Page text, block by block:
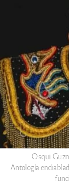
Osqui
Antología